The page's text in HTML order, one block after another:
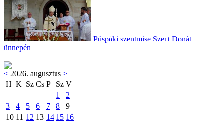
Püspöki szentmise Szent Donát
ünnepén
< 2026. augusztus >
H K Sz Cs P Sz V
1
2
3
4 5 6 7 8
9
10 11 12 13 14 15 16